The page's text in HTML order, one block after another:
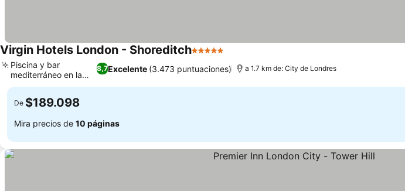
Virgin Hotels London - Shoreditch5 Estrellas
8,7Excelente (3.473 puntuaciones)
Piscina y bar
mediterráneo en la
azotea
a 1.7 km de: City de Londres
De $189.098
Mira precios de 10 páginas